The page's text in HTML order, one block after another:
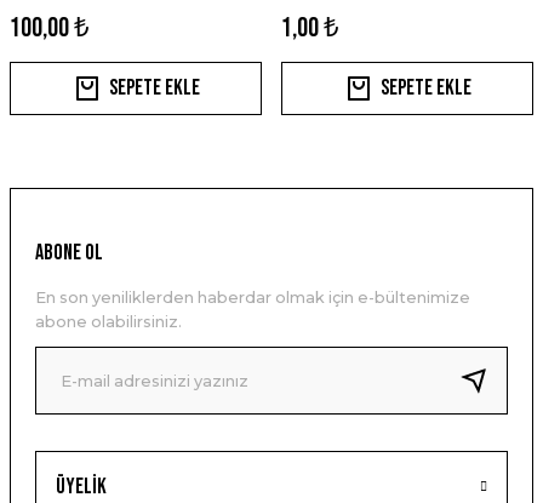
100,00 ₺
Sepete Ekle
1,00 ₺
Sepete Ekle
Üyelik
ABONE OL
En son yeniliklerden haberdar olmak için e-bültenimize
abone olabilirsiniz.